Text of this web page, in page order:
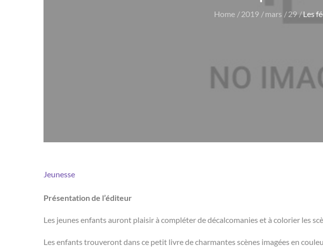
Home 2019 mars 29 Les
Jeunesse
Présentation de l’éditeur
Les jeunes enfants auront plaisir à compléter de décalcomanies et à colorier les
Les enfants trouveront dans ce petit livre de charmantes scènes imagées en